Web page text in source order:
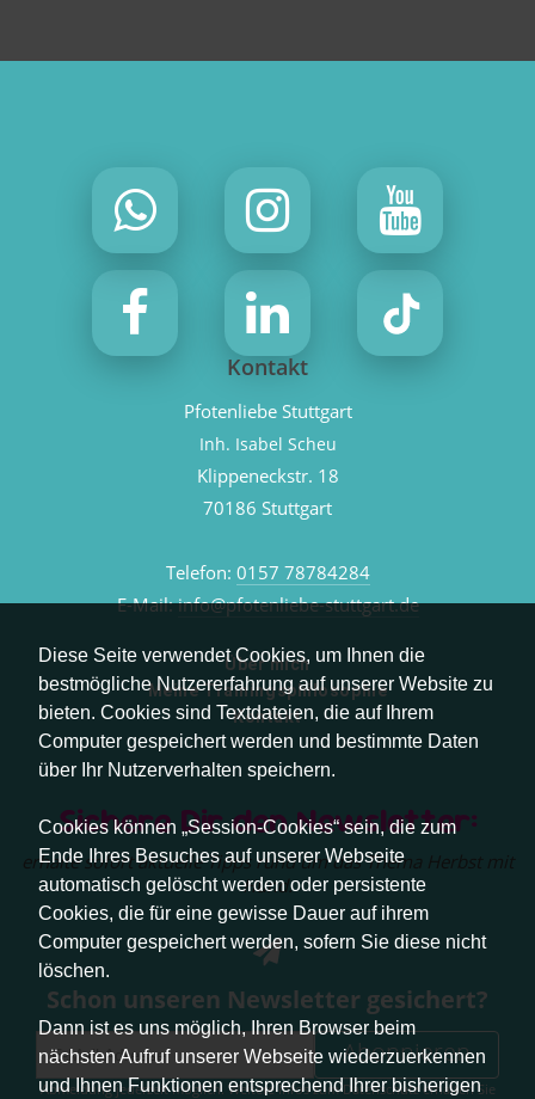
Diese Seite verwendet Cookies, um Ihnen die
bestmögliche Nutzererfahrung auf unserer Website zu
bieten. Cookies sind Textdateien, die auf Ihrem
Computer gespeichert werden und bestimmte Daten
über Ihr Nutzerverhalten speichern.
Cookies können „Session-Cookies“ sein, die zum
Ende Ihres Besuches auf unserer Webseite
automatisch gelöscht werden oder persistente
Cookies, die für eine gewisse Dauer auf ihrem
Computer gespeichert werden, sofern Sie diese nicht
löschen.
Dann ist es uns möglich, Ihren Browser beim
nächsten Aufruf unserer Webseite wiederzuerkennen
und Ihnen Funktionen entsprechend Ihrer bisherigen
Kontakt
Pfotenliebe Stuttgart
Inh. Isabel Scheu
Klippeneckstr. 18
70186 Stuttgart
Telefon: 0157 78784284
E-Mail:info@pfotenliebe-stuttgart.de
Über mich
Meine Trainingsphilosophie
Kontakt
Sichere Dir den Newsletter:
erhalte sofort aktuelle Tipps rund um das Thema Herbst mit
Hund.
Schon unseren Newsletter gesichert?
Abonnieren
Abmeldung jederzeit möglich. Weitere Infos zum Datenschutz erhalten Sie